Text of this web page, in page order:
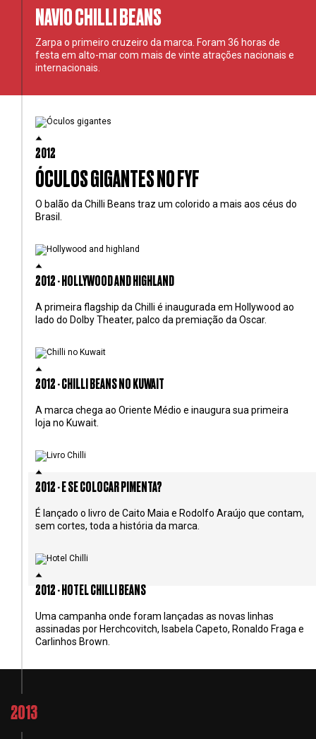
NAVIO CHILLI BEANS
Zarpa o primeiro cruzeiro da marca. Foram 36 horas de
festa em alto-mar com mais de vinte atrações nacionais e
internacionais.
2012
ÓCULOS GIGANTES NO FYF
O balão da Chilli Beans traz um colorido a mais aos céus do
Brasil.
2012 - HOLLYWOOD AND HIGHLAND
A primeira flagship da Chilli é inaugurada em Hollywood ao
lado do Dolby Theater, palco da premiação da Oscar.
2012 - CHILLI BEANS NO KUWAIT
A marca chega ao Oriente Médio e inaugura sua primeira
loja no Kuwait.
2012 - E SE COLOCAR PIMENTA?
É lançado o livro de Caito Maia e Rodolfo Araújo que contam,
sem cortes, toda a história da marca.
2012 - HOTEL CHILLI BEANS
Uma campanha onde foram lançadas as novas linhas
assinadas por Herchcovitch, Isabela Capeto, Ronaldo Fraga e
Carlinhos Brown.
2013